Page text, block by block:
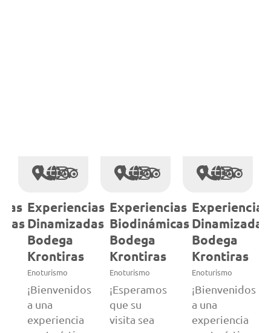
Experiencias
Dinamizadas
Bodega
Krontiras
Enoturismo
¡Bienvenidos
a una
experiencia
Experiencias
Biodinámicas
Bodega
Krontiras
Enoturismo
¡Esperamos
que su
visita sea
Experiencias
Dinamizadas
Bodega
Krontiras
Enoturismo
¡Bienvenidos
a una
experiencia